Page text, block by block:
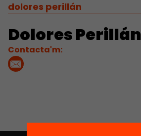
dolores perillán
Dolores Perillán
Contacta'm: